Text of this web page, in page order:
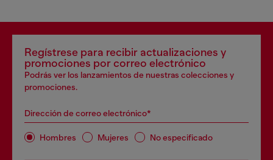
Regístrese para recibir actualizaciones y
promociones por correo electrónico
Podrás ver los lanzamientos de nuestras colecciones y
promociones.
Dirección de correo electrónico*
Hombres Mujeres No especificado